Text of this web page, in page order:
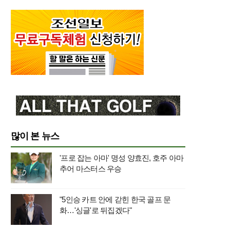
많이 본 뉴스
'프로 잡는 아마' 명성 양효진, 호주 아마
추어 마스터스 우승
"5인승 카트 안에 갇힌 한국 골프 문
화…'싱글'로 뒤집겠다"